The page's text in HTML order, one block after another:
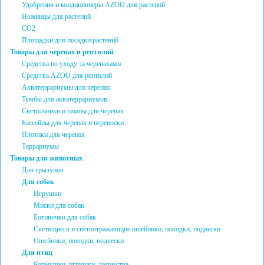
Удобрения и кондиционеры AZOO для растений
Ножницы для растений
CO2
Площадки для посадки растений
Товары для черепах и рептилий
Средства по уходу за черепахами
Средства AZOO для рептилий
Акватеррариумы для черепах
Тумбы для акватеррариумов
Светильники и лампы для черепах
Бассейны для черепах и переноски
Плотики для черепах
Террариумы
Товары для животных
Для грызунов
Для собак
Игрушки
Миски для собак
Ботиночки для собак
Светящиеся и светоотражающие ошейники, поводки, подвески
Ошейники, поводки, подвески
Для птиц